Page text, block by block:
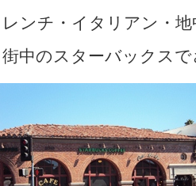
レンチ・イタリアン・
街中のスターバックス